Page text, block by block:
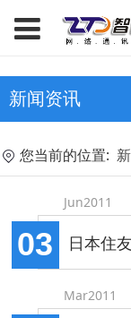
新闻资讯
您当前的位置:
Jun2011
03
Mar2011